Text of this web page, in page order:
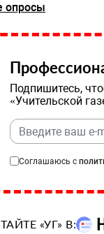
опросы
Подпишитесь,
«Учительской
Соглашаюсь с
«УГ» В: